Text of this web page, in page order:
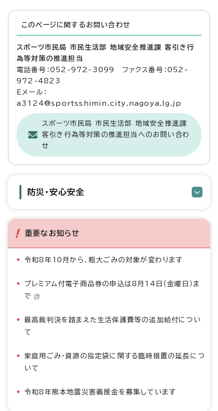
このページに関する お問い合わせ
スポーツ市民局 市民生活部 地域安全推進課 客引き行
為等対策の推進担当
電話番号：052-972-3099 ファクス番号：052-
972-4823
Eメール：
a3124@sportsshimin.city.nagoya.lg.jp
スポーツ市民局 市民生活部 地域安全推進課
客引き行為等対策の推進担当へのお問い合わ
せ
防災・安心安全
重要なお知らせ
令和8年10月から、粗大ごみの対象が変わります
プレミアム付電子商品券の申込は8月14日（金曜日）ま
で
最高裁判決を踏まえた生活保護費等の追加給付につい
て
家庭用ごみ・資源の指定袋に関する臨時措置の延長につ
いて
令和8年熊本地震災害義援金を募集しています